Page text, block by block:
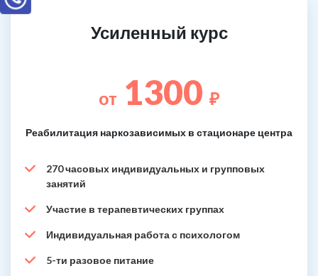
Усиленный курс
от 1300 ₽
Реабилитация наркозависимых в стационаре центра
270 часовых индивидуальных и групповых
занятий
Участие в терапевтических группах
Индивидуальная работа с психологом
5-ти разовое питание